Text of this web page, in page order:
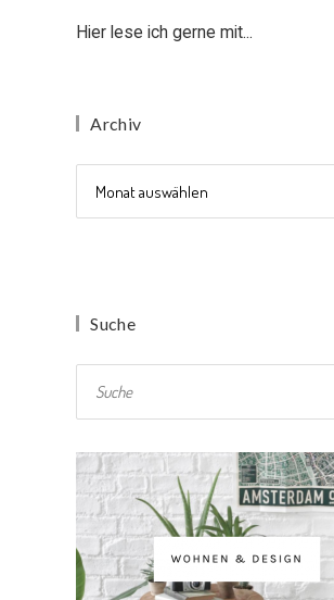
Hier lese ich gerne mit...
Archiv
Suche